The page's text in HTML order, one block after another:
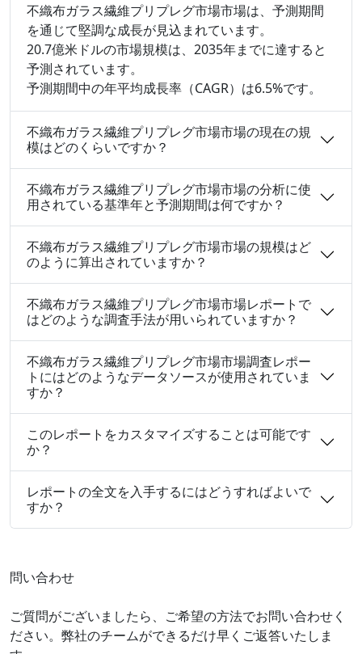
不織布ガラス繊維プリプレグ市場市場は、予測期間
を通じて堅調な成長が見込まれています。
20.7億米ドルの市場規模は、2035年までに達すると
予測されています。
予測期間中の年平均成長率（CAGR）は6.5%です。
不織布ガラス繊維プリプレグ市場市場の現在の規
模はどのくらいですか？
不織布ガラス繊維プリプレグ市場市場の分析に使
用されている基準年と予測期間は何ですか？
不織布ガラス繊維プリプレグ市場市場の規模はど
のように算出されていますか？
不織布ガラス繊維プリプレグ市場市場レポートで
はどのような調査手法が用いられていますか？
不織布ガラス繊維プリプレグ市場市場調査レポー
トにはどのようなデータソースが使用されていま
すか？
このレポートをカスタマイズすることは可能です
か？
レポートの全文を入手するにはどうすればよいで
すか？
問い合わせ
ご質問がございましたら、ご希望の方法でお問い合わせく
ださい。弊社のチームができるだけ早くご返答いたしま